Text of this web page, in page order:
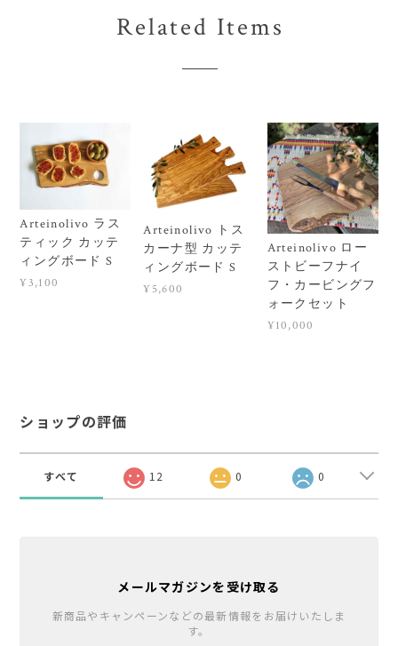
Related Items
Arteinolivo ラス
ティック カッテ
ィングボード S
¥3,100
Arteinolivo トス
カーナ型 カッテ
ィングボード S
¥5,600
Arteinolivo ロー
ストビーフナイ
フ・カービングフ
ォークセット
¥10,000
ショップの評価
すべて 12 0 0
メールマガジンを受け取る
新商品やキャンペーンなどの最新情報をお届けいたしま
す。